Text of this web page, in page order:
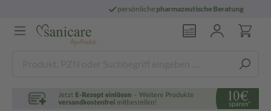
persönliche pharmazeutische Beratung